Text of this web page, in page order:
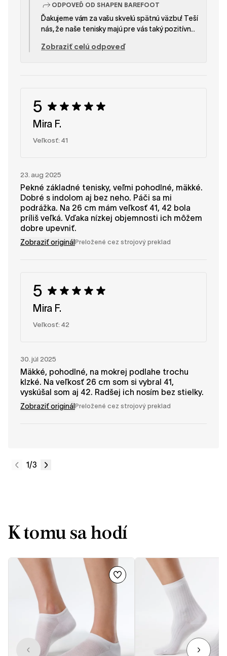
ODPOVEĎ OD SHAPEN BAREFOOT
Ďakujeme vám za vašu skvelú spätnú väzbu! Teší
nás, že naše tenisky majú pre vás taký pozitívny
trailových topánok je zaujímavý – určite ho
Zobraziť celú odpoveď
5
Mira F.
Veľkosť: 41
23. aug 2025
Pekné základné tenisky, veľmi pohodlné, mäkké.
Dobré s indolom aj bez neho. Páči sa mi
podrážka. Na 26 cm mám veľkosť 41, 42 bola
príliš veľká. Vďaka nízkej objemnosti ich môžem
dobre upevniť.
Zobraziť originál Preložené cez strojový preklad
5
Mira F.
Veľkosť: 42
30. júl 2025
Mäkké, pohodlné, na mokrej podlahe trochu
klzké. Na veľkosť 26 cm som si vybral 41,
vyskúšal som aj 42. Radšej ich nosím bez stielky.
Zobraziť originál Preložené cez strojový preklad
1/3
K tomu sa hodí